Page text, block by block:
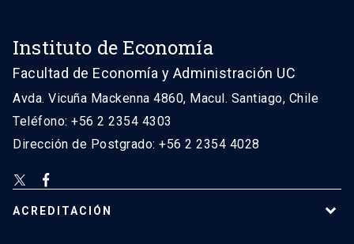
Instituto de Economía
Facultad de Economía y Administración UC
Avda. Vicuña Mackenna 4860, Macul. Santiago, Chile
Teléfono: +56 2 2354 4303
Dirección de Postgrado: +56 2 2354 4028
ACREDITACIÓN